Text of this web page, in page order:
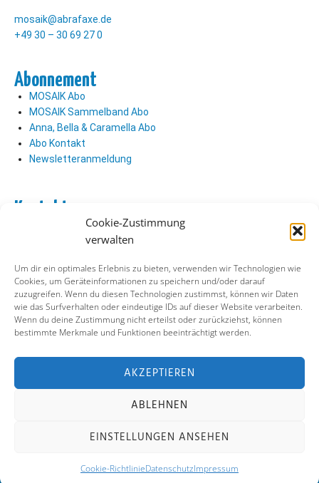
Cookie-Zustimmung
verwalten
Um dir ein optimales Erlebnis zu bieten, verwenden wir Technologien wie
Cookies, um Geräteinformationen zu speichern und/oder darauf
zuzugreifen. Wenn du diesen Technologien zustimmst, können wir Daten
wie das Surfverhalten oder eindeutige IDs auf dieser Website verarbeiten.
Wenn du deine Zustimmung nicht erteilst oder zurückziehst, können
bestimmte Merkmale und Funktionen beeinträchtigt werden.
AKZEPTIEREN
ABLEHNEN
EINSTELLUNGEN ANSEHEN
Cookie-RichtlinieDatenschutzImpressum
mosaik@abrafaxe.de
+49 30 – 30 69 27 0
Abonnement
MOSAIK Abo
MOSAIK Sammelband Abo
Anna, Bella & Caramella Abo
Abo Kontakt
Newsletteranmeldung
Kontakt
Verlag Kontakt
Soziale Medien
Facebook
Instagram
Datenschutz Cookie-Richtlinie
Kontakt